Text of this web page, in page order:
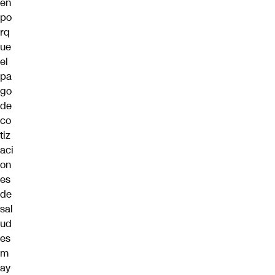
po
rq
ue
el
pa
go
de
co
tiz
aci
on
es
de
sal
ud
es
m
ay